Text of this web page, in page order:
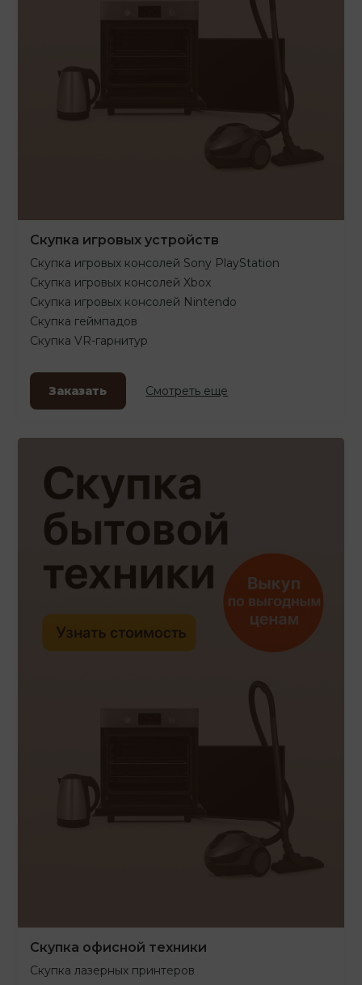
Скупка игровых устройств
Скупка игровых консолей Sony PlayStation
Скупка игровых консолей Xbox
Скупка игровых консолей Nintendo
Скупка геймпадов
Скупка VR-гарнитур
Заказать Смотреть еще
Скупка офисной техники
Скупка лазерных принтеров